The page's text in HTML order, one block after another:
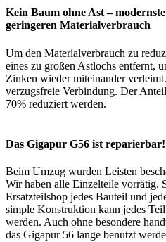
Kein Baum ohne Ast –
geringeren Materialverbrauch
Um den Materialverbrauch zu
eines zu großen Astlochs entfernt,
Zinken wieder miteinander
verzugsfreie Verbindung. Der
70% reduziert werden.
Das Gigapur G56 ist reparierbar!
Beim Umzug wurden Leisten
Wir haben alle Einzelteile vorrätig.
Ersatzteilshop jedes Bauteil und
simple Konstruktion kann jedes
werden. Auch ohne besondere
das Gigapur 56 lange benutzt